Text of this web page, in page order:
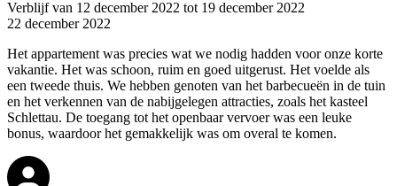
Verblijf van 12 december 2022 tot 19 december 2022
22 december 2022
Het appartement was precies wat we nodig hadden voor onze korte
vakantie. Het was schoon, ruim en goed uitgerust. Het voelde als
een tweede thuis. We hebben genoten van het barbecueën in de tuin
en het verkennen van de nabijgelegen attracties, zoals het kasteel
Schlettau. De toegang tot het openbaar vervoer was een leuke
bonus, waardoor het gemakkelijk was om overal te komen.